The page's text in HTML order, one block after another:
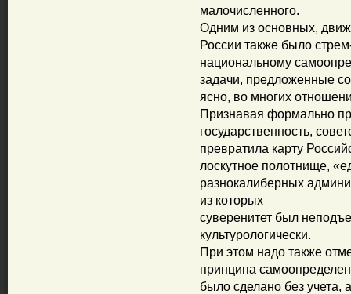
малочисленного.
Одним из основных,
России также было
национальному
задачи, предложенные
ясно, во многих
Признавая формально
государственность,
превратила карту
лоскутное полотнище,
разнокалиберных
из которых
суверенитет был
культурологически.
При этом надо также
принципа
было сделано без учета,